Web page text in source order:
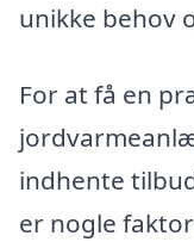
unikke behov
For at få en
indhente
er nogle